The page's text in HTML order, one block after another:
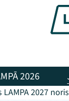
2026
2027